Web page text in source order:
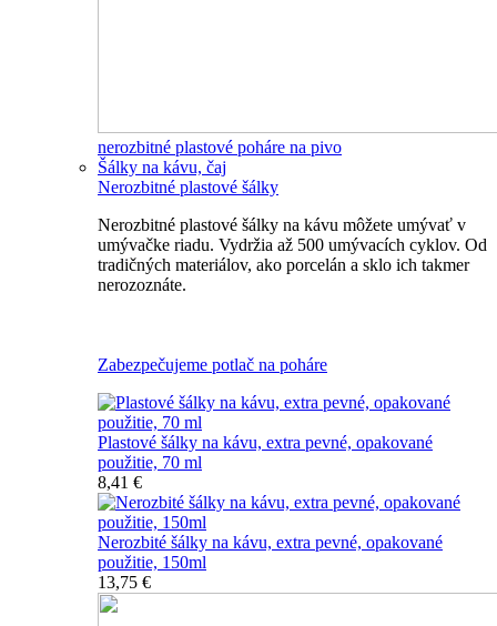
nerozbitné plastové poháre na pivo
Šálky na kávu, čaj
Nerozbitné plastové šálky
Nerozbitné plastové šálky na kávu môžete umývať v
umývačke riadu. Vydržia až 500 umývacích cyklov. Od
tradičných materiálov, ako porcelán a sklo ich takmer
nerozoznáte.
Zabezpečujeme potlač na poháre
Plastové šálky na kávu, extra pevné, opakované
použitie, 70 ml
8,41 €
Nerozbité šálky na kávu, extra pevné, opakované
použitie, 150ml
13,75 €